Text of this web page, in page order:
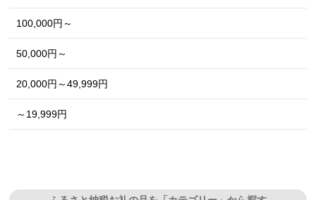
100,000円～
50,000円～
20,000円～49,999円
～19,999円